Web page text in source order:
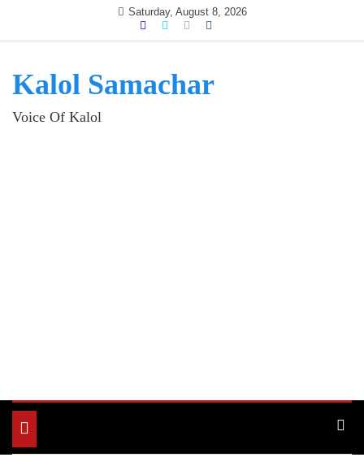
Saturday, August 8, 2026
Kalol Samachar
Voice Of Kalol
Toggle
navigation